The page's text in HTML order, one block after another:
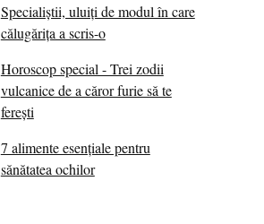
Specialiştii, uluiţi de modul în care
călugărița a scris-o
Horoscop special - Trei zodii
vulcanice de a căror furie să te
ferești
7 alimente esenţiale pentru
sănătatea ochilor